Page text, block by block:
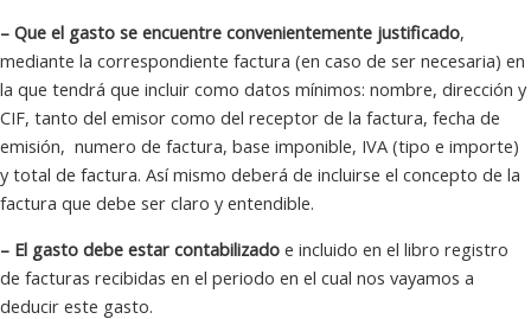
– Que el gasto se encuentre convenientemente justificado,
mediante la correspondiente factura (en caso de ser necesaria) en
la que tendrá que incluir como datos mínimos: nombre, dirección y
CIF, tanto del emisor como del receptor de la factura, fecha de
emisión, numero de factura, base imponible, IVA (tipo e importe)
y total de factura. Así mismo deberá de incluirse el concepto de la
factura que debe ser claro y entendible.
– El gasto debe estar contabilizado e incluido en el libro registro
de facturas recibidas en el periodo en el cual nos vayamos a
deducir este gasto.